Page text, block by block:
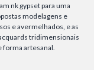
nk gypset para uma
modelagens e
e avermelhados, e as
tridimensionais
forma artesanal.